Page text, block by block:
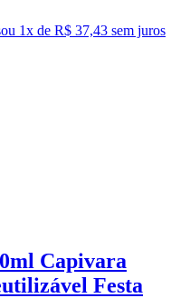
ou 1x de R$ 37,43 sem juros
Capivara
Festa